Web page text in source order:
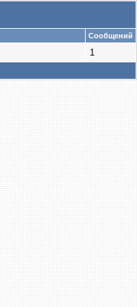
Сообщений
1